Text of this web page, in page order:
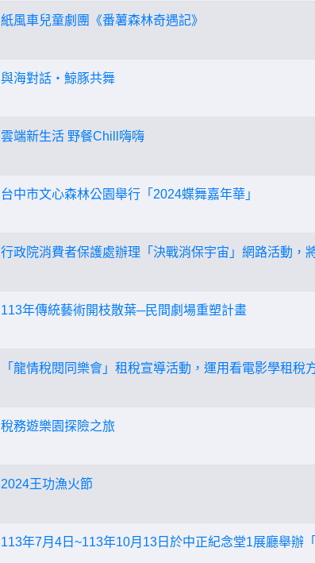
紙風車兒童劇團《番薯森林奇遇記》
與海對話・鯨豚共舞
雲端新生活 野餐Chill嗨嗨
台中市文心森林公園舉行「2024蝶舞嘉年華」
行政院消費者保護處辦理「決戰消保宇宙」網路活動，
113年傳統藝術開枝散葉─民間劇場重塑計畫
「龍情稅閱同樂會」租稅宣導活動，運用看電影學租稅
稅務遊樂園探險之旅
2024王功漁火節
113年7月4日~113年10月13日於中正紀念堂1展廳舉辦